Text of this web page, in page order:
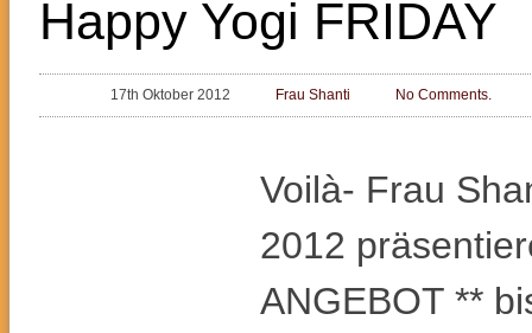
Happy Yogi FRIDAY
17th Oktober 2012 Frau Shanti No Comments.
Voilà- Frau
2012
ANGEBOT **